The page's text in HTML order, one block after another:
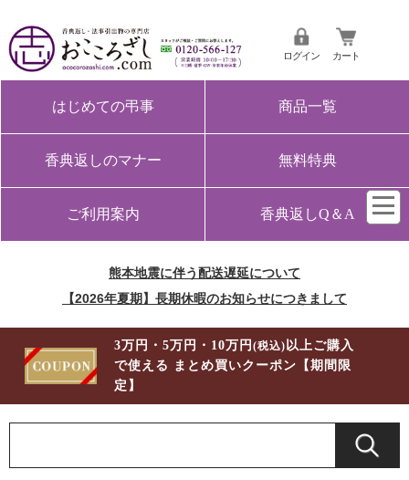
ログイン カート
はじめての弔事 商品一覧
香典返しのマナー 無料特典
ご利用案内 香典返しQ＆A
熊本地震に伴う配送遅延について
【2026年夏期】長期休暇のお知らせにつきまして
3万円・5万円・10万円(税込) 以上ご購入
で使える まとめ買いクーポン【期間限
定】